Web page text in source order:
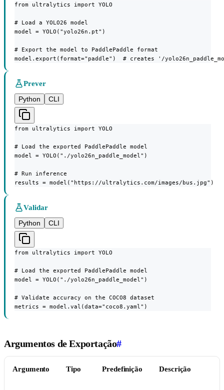
from ultralytics import YOLO
# Load a YOLO26 model
model = YOLO("yolo26n.pt")
# Export the model to PaddlePaddle format
model.export(format="paddle")  # creates '/
Prever
Python
CLI
from ultralytics import YOLO
# Load the exported PaddlePaddle model
model = YOLO("./yolo26n_paddle_model")
# Run inference
results = model("https://ultralytics.com/images/bus.jpg")
Validar
Python
CLI
from ultralytics import YOLO
# Load the exported PaddlePaddle model
model = YOLO("./yolo26n_paddle_model")
# Validate accuracy on the COCO8 dataset
metrics = model.val(data="coco8.yaml")
Argumentos de Exportação#
Argumento Tipo Predefinição Descrição